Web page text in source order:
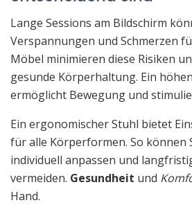
Lange Sessions am Bildschirm
Verspannungen und Schmerzen
Möbel minimieren diese Risiken
gesunde Körperhaltung. Ein
ermöglicht Bewegung und
Ein ergonomischer Stuhl bietet
für alle Körperformen. So können
individuell anpassen und
vermeiden. Gesundheit und
Hand.